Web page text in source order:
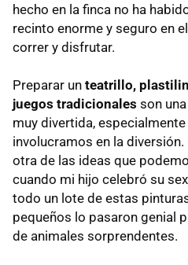
hecho en la finca no ha
recinto enorme y seguro en
correr y disfrutar.
Preparar un teatrillo,
juegos tradicionales son
muy divertida,
involucramos en la
otra de las ideas que
cuando mi hijo celebró su
todo un lote de estas
pequeños lo pasaron genial
de animales sorprendentes.